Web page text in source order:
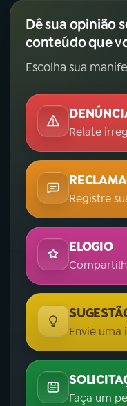
Dê sua opinião
conteúdo que
Escolha sua
Relate
Registre
ELOGIO
Envie uma
Faça um